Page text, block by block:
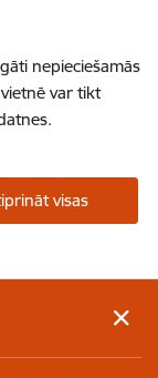
nepieciešamās
var tikt
visas